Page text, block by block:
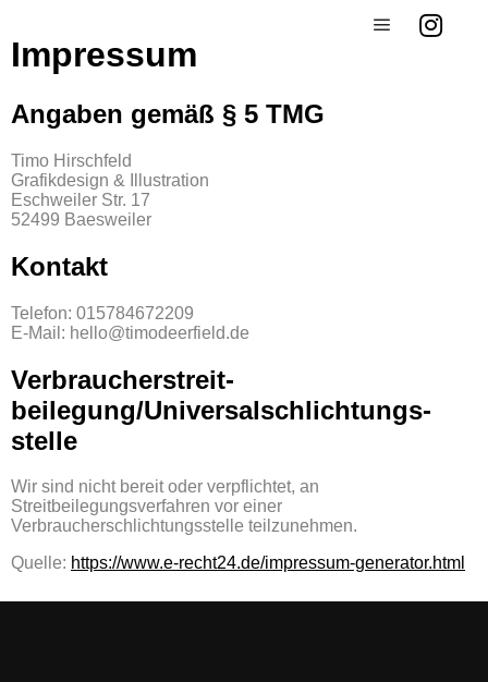
Impressum
Angaben gemäß § 5 TMG
Timo Hirschfeld
Grafikdesign & Illustration
Eschweiler Str. 17
52499 Baesweiler
Kontakt
Telefon: 015784672209
E-Mail: hello@timodeerfield.de
Verbraucher­streit­
beilegung/Universal­schlichtungs­
stelle
Wir sind nicht bereit oder verpflichtet, an
Streitbeilegungsverfahren vor einer
Verbraucherschlichtungsstelle teilzunehmen.
Quelle: https://www.e-recht24.de/impressum-generator.html